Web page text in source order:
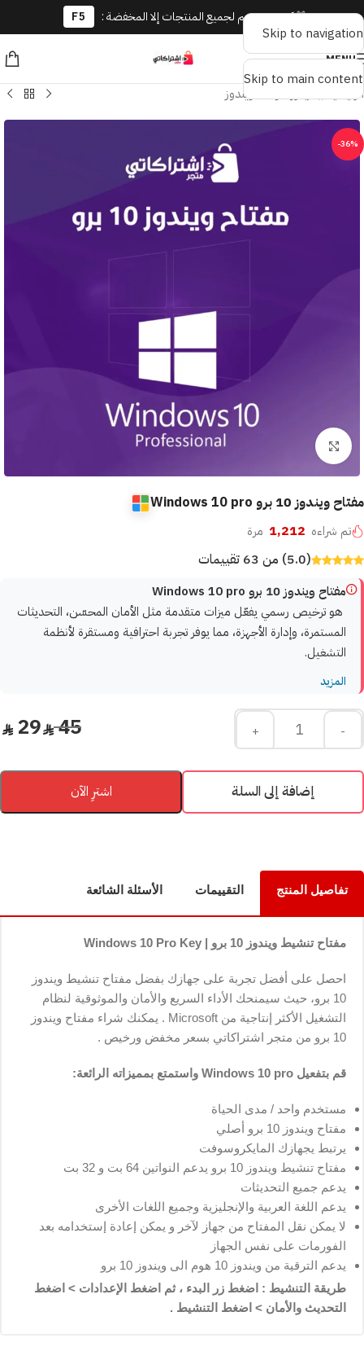
🎁 كوبون خصم لجميع المنتجات إلا المخفضة : F5
Skip to navigation
Skip to main content
MENU
الرئيسية مايكروسوفت ويندوز
-36%
Click to enlarge
مفتاح ويندوز 10 برو Windows 10 pro
تم شراءه 1,212 مرة
(5.0) من 63 تقييمات
مفتاح ويندوز 10 برو Windows 10 pro
هو ترخيص رسمي يفعّل ميزات متقدمة مثل الأمان المحسّن، التحديثات
المستمرة، وإدارة الأجهزة، مما يوفر تجربة احترافية ومستقرة لأنظمة
التشغيل.
المزيد
45
29 -
+
إضافة إلى السلة اشترِ الآن
تفاصيل المنتج التقييمات الأسئلة الشائعة
مفتاح تنشيط ويندوز 10 برو | Windows 10 Pro Key
احصل على أفضل تجربة على جهازك بفضل مفتاح تنشيط ويندوز
10 برو، حيث سيمنحك الأداء السريع والأمان والموثوقية لنظام
التشغيل الأكثر إنتاجية من Microsoft . يمكنك شراء مفتاح ويندوز
10 برو من متجر اشتراكاتي بسعر مخفض ورخيص .
قم بتفعيل Windows 10 pro واستمتع بمميزاته الرائعة:
مستخدم واحد / مدى الحياة
مفتاح ويندوز 10 برو أصلي
يرتبط يجهازك المايكروسوفت
مفتاح تنشيط ويندوز 10 برو يدعم النواتين 64 بت و 32 بت
يدعم جميع التحديثات
يدعم اللغة العربية والإنجليزية وجميع اللغات الأخرى
لا يمكن نقل المفتاح من جهاز لآخر و يمكن إعادة إستخدامه بعد
الفورمات على نفس الجهاز
يدعم الترقية من ويندوز 10 هوم الى ويندوز 10 برو
طريقة التنشيط : اضغط زر البدء ، ثم اضغط الإعدادات > اضغط
التحديث والأمان > اضغط التنشيط .